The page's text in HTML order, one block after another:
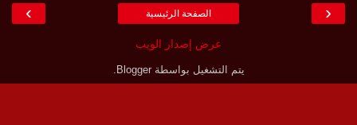
‹
› الصفحة الرئيسية
عرض إصدار الويب
يتم التشغيل بواسطةBlogger